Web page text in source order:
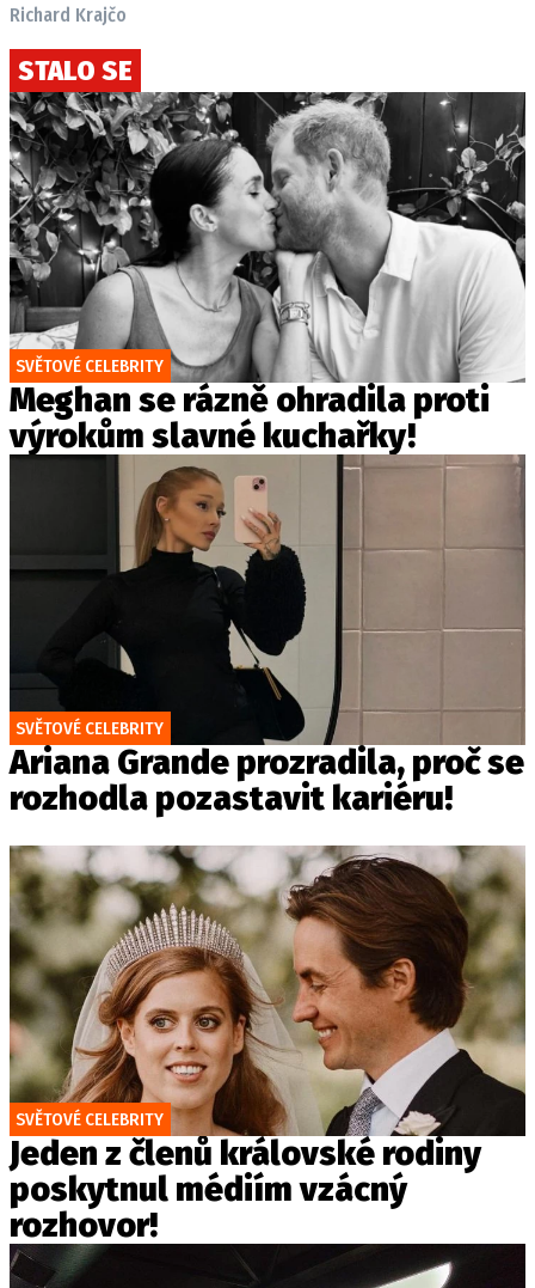
Richard Krajčo
STALO SE
SVĚTOVÉ CELEBRITY
Meghan se rázně ohradila proti
výrokům slavné kuchařky!
SVĚTOVÉ CELEBRITY
Ariana Grande prozradila, proč se
rozhodla pozastavit kariéru!
SVĚTOVÉ CELEBRITY
Jeden z členů královské rodiny
poskytnul médiím vzácný
rozhovor!